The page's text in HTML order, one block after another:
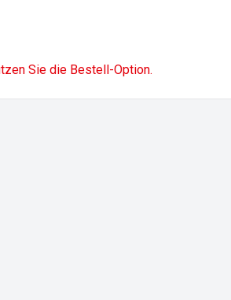
Sie die Bestell-Option.